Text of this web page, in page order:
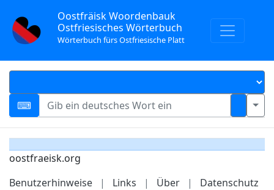
Oostfräisk Woordenbauk
Ostfriesisches Wörterbuch
Wörterbuch fürs Ostfriesische Platt
oostfraeisk.org
Benutzerhinweise
| Links | Über | Datenschutz